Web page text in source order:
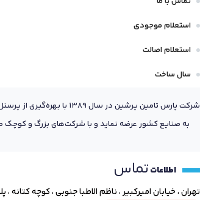
استعلام موجودی
استعلام اصالت
سال ساخت
شرکت پارس تامین
به صنایع کشور عرضه نماید و با شرکت‌های بزرگ و
اطلاعاتتماس
تهران ، خیابان امیرکبیر ، ناظم الاطبا جنوبی ، کوچه کتانه ، پلاک ۳۱ ،